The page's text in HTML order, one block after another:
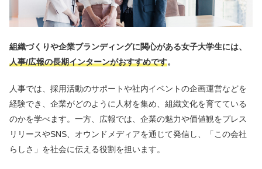
組織づくりや企業ブランディングに関心がある女子大学生には、
人事/広報の長期インターンがおすすめです。
人事では、採用活動のサポートや社内イベントの企画運営などを
経験でき、企業がどのように人材を集め、組織文化を育てている
のかを学べます。一方、広報では、企業の魅力や価値観をプレス
リリースやSNS、オウンドメディアを通じて発信し、「この会社
らしさ」を社会に伝える役割を担います。